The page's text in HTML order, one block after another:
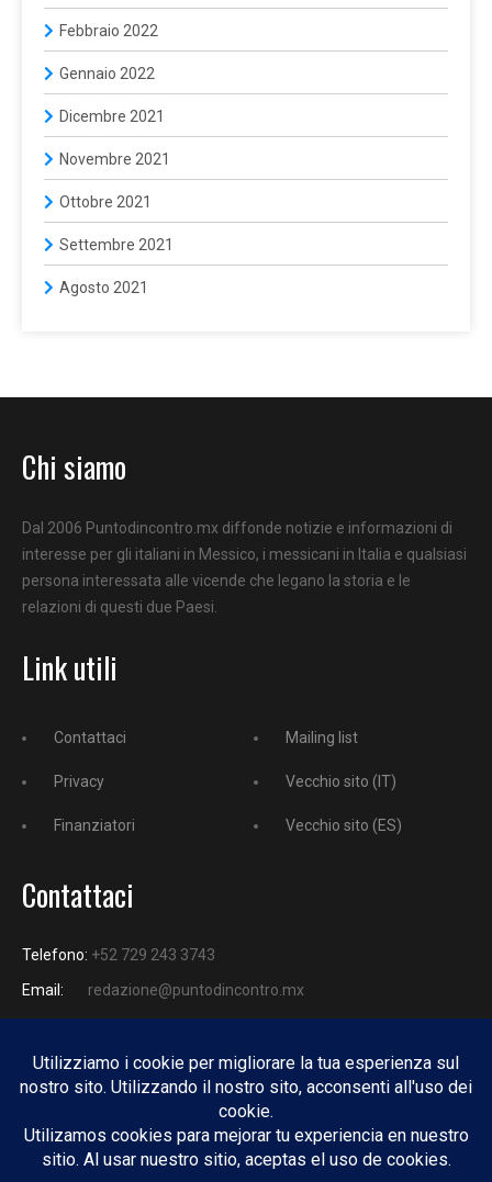
Febbraio 2022
Gennaio 2022
Dicembre 2021
Novembre 2021
Ottobre 2021
Settembre 2021
Agosto 2021
Chi siamo
Dal 2006 Puntodincontro.mx diffonde notizie e informazioni di
interesse per gli italiani in Messico, i messicani in Italia e qualsiasi
persona interessata alle vicende che legano la storia e le
relazioni di questi due Paesi.
Link utili
Contattaci
Privacy
Finanziatori
Mailing list
Vecchio sito (IT)
Vecchio sito (ES)
Contattaci
Telefono: +52 729 243 3743
Email:
redazione@puntodincontro.mx
PUNTODINCONTRO